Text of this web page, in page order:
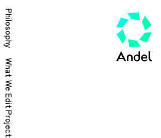
Philosophy
What We Edit
Project